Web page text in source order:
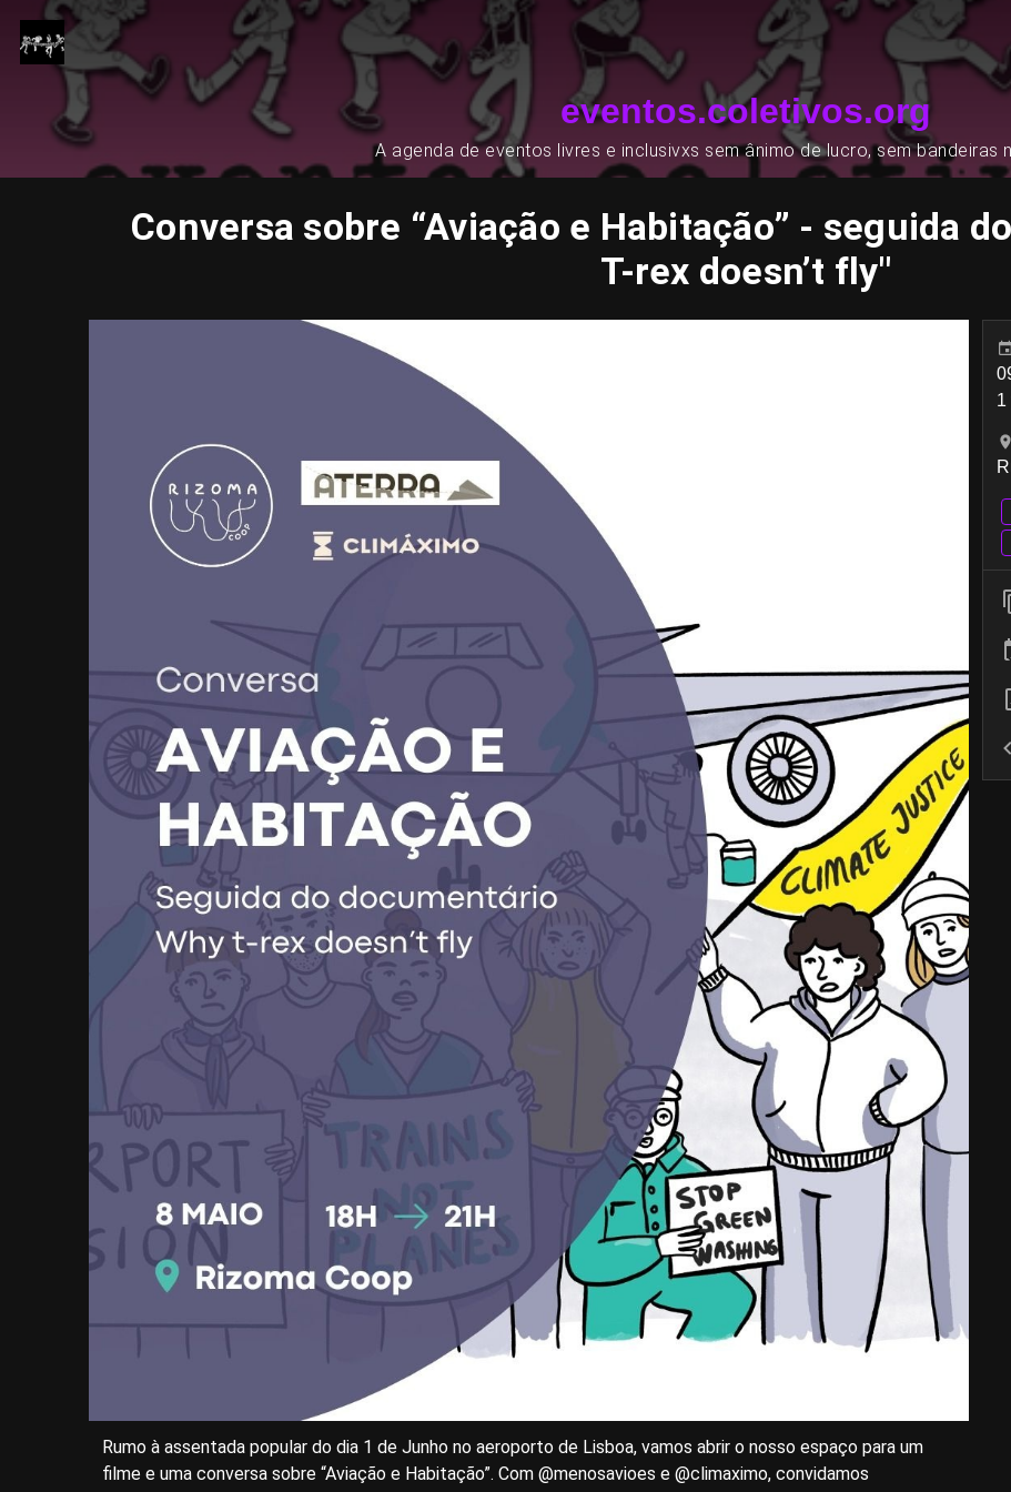
eventos.coletivos.org
A agenda de eventos livres e inclusivxs sem ânimo de lucro, sem bandeiras
Conversa sobre “Aviação e Habitação” - seguida
T-rex doesn’t fly"
Rumo à assentada popular do dia 1 de Junho no aeroporto de Lisboa, vamos abrir o nosso espaço para um
filme e uma conversa sobre “Aviação e Habitação”. Com @menosavioes e @climaximo, convidamos
1